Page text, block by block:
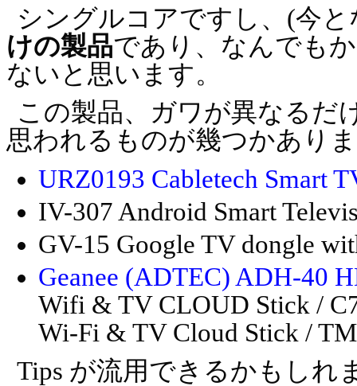
シングルコアですし、(今
けの製品であり、なんでも
ないと思います。
この製品、ガワが異なるだ
思われるものが幾つかあり
URZ0193 Cabletech Smart
IV-307 Android Smart
GV-15 Google TV dongle
Geanee (ADTEC) ADH-40
Wifi & TV CLOUD Stick /
Wi-Fi & TV Cloud Stick /
Tips が流用できるかもしれ